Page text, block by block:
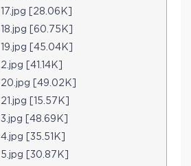
17.jpg [28.06K]
18.jpg [60.75K]
19.jpg [45.04K]
2.jpg [41.14K]
20.jpg [49.02K]
21.jpg [15.57K]
3.jpg [48.69K]
4.jpg [35.51K]
5.jpg [30.87K]